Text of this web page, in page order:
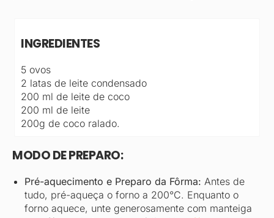
INGREDIENTES
5 ovos
2 latas de leite condensado
200 ml de leite de coco
200 ml de leite
200g de coco ralado.
MODO DE PREPARO:
Pré-aquecimento e Preparo da Fôrma: Antes de
tudo, pré-aqueça o forno a 200°C. Enquanto o
forno aquece, unte generosamente com manteiga